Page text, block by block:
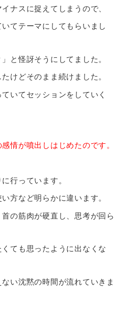
ナスに捉えてしまうので、
てテーマにしてもらいまし
と怪訝そうにしてました。
けどそのまま続けました。
いてセッションをしていく
情が噴出しはじめたのです。
行っています。
方など明らかに違います。
の筋肉が硬直し、思考が回ら
ても思ったように出なくな
い沈黙の時間が流れていきま